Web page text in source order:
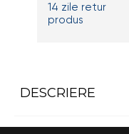
14 zile retur
produs
DESCRIERE